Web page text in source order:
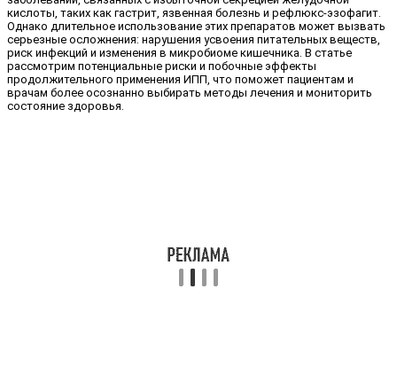
кислоты, таких как гастрит, язвенная болезнь и рефлюкс-эзофагит.
Однако длительное использование этих препаратов может вызвать
серьезные осложнения: нарушения усвоения питательных веществ,
риск инфекций и изменения в микробиоме кишечника. В статье
рассмотрим потенциальные риски и побочные эффекты
продолжительного применения ИПП, что поможет пациентам и
врачам более осознанно выбирать методы лечения и мониторить
состояние здоровья.